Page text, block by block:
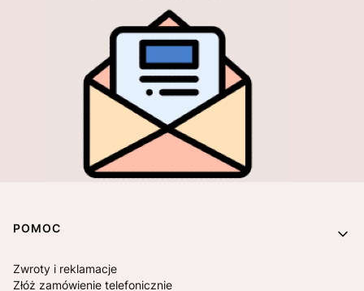
Linki w stopce
POMOC
Zwroty i reklamacje
Złóż zamówienie telefonicznie